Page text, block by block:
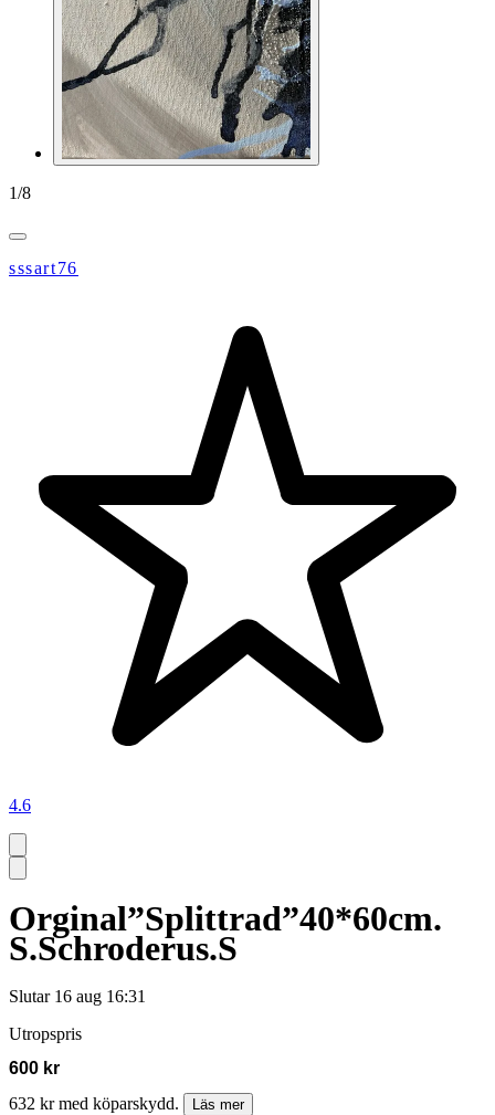
1/8
sssart76
4.6
Orginal”Splittrad”40*60cm.
S.Schroderus.S
Slutar 16 aug 16:31
Utropspris
600 kr
632 kr med köparskydd.
Läs mer